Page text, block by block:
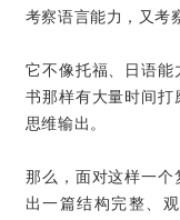
考察语言能力，又考
它不像托福、日语能
书那样有大量时间
思维输出。
那么，面对这样一
出一篇结构完整、